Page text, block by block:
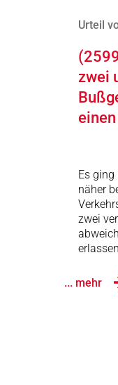
Urteil
zwei
Es
näher
zwei
... mehr